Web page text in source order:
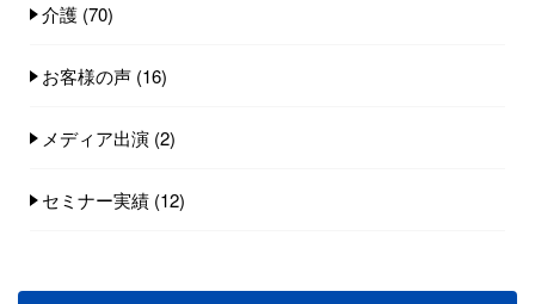
介護 (70)
お客様の声 (16)
メディア出演 (2)
セミナー実績 (12)